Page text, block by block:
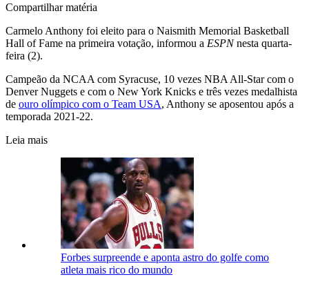
Compartilhar matéria
Carmelo Anthony foi eleito para o Naismith Memorial Basketball
Hall of Fame na primeira votação, informou a ESPNnesta quarta-
feira (2).
Campeão da NCAA com Syracuse, 10 vezes NBA All-Star com o
Denver Nuggets e com o New York Knicks e três vezes medalhista
de ouro olímpico com o Team USA, Anthony se aposentou após a
temporada 2021-22.
Leia mais
Forbes surpreende e aponta astro do golfe como
atleta mais rico do mundo